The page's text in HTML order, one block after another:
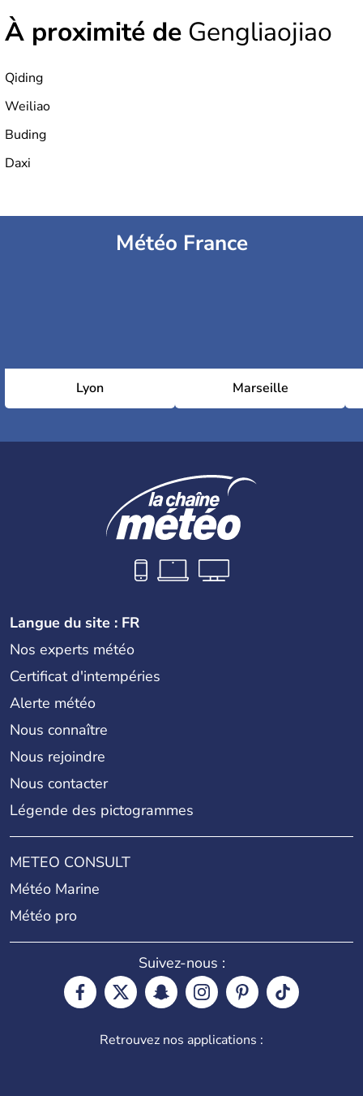
À proximité de Gengliaojiao
Qiding
Weiliao
Buding
Daxi
Météo France
Lyon Marseille
Langue du site : FR
Nos experts météo
Certificat d'intempéries
Alerte météo
Nous connaître
Nous rejoindre
Nous contacter
Légende des pictogrammes
METEO CONSULT
Météo Marine
Météo pro
Suivez-nous :
Retrouvez nos applications :